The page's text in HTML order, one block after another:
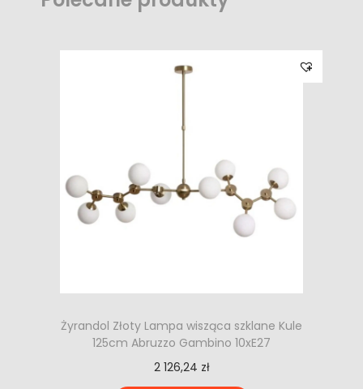
Żyrandol Złoty Lampa wisząca szklane Kule
125cm Abruzzo Gambino 10xE27
2 126,24 zł